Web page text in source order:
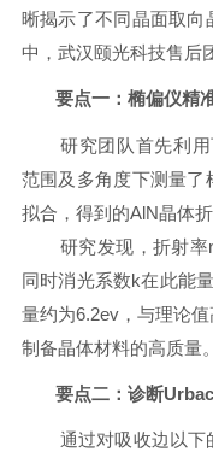
晰揭示了不同晶面取向
中，武汉 颐光科技售后
要点一： 椭偏仪精
研究团队首先利
范围及多角度下测量了
拟合，得到的AlN晶体
研究发现，折射率
同时消光系数k在此能
量约为6.2ev ，与理论
制备晶体材料的高质量。
要点二：诊断
通过对吸收边以下